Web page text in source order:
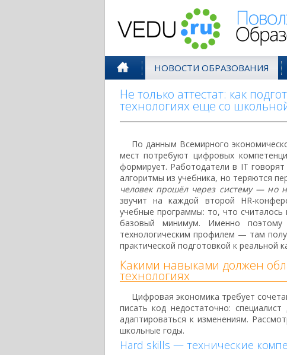
НОВОСТИ ОБРАЗОВАНИЯ
Не только аттестат: как
технологиях еще со
По данным Всемирного
мест потребуют цифровых
формирует. Работодатели в IT
алгоритмы из учебника, но теряются
человек прошёл через систему — но
звучит на каждой второй HR-
учебные программы: то, что
базовый минимум. Именно
технологическим профилем — там
практической подготовкой к реальной
Какими навыками должен
технологиях
Цифровая экономика требует
писать код недостаточно:
адаптироваться к изменениям.
школьные годы.
Hard skills — технические